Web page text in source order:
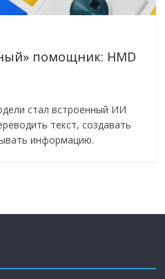
помощник: HMD
стал встроенный ИИ
текст, создавать
информацию.